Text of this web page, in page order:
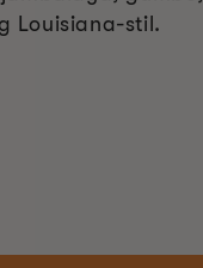
Louisiana-stil.